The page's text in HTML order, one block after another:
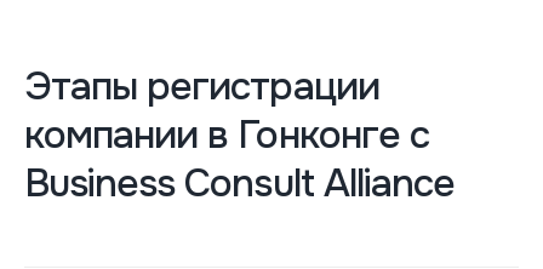
Этапы регистрации
компании в Гонконге с
Business Consult Alliance